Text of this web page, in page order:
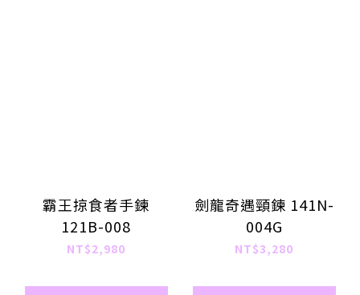
霸王掠食者手鍊
121B-008
NT$2,980
劍龍奇遇頸鍊 141N-
004G
NT$3,280